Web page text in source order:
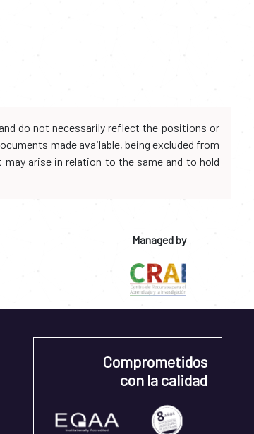
do not necessarily reflect the positions or
made available, being excluded from
arise in relation to the same and to hold
Managed by
Comprometidos
con la calidad